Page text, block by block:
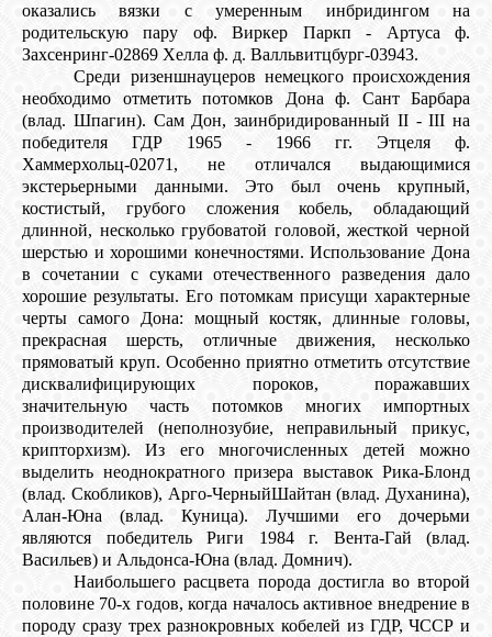
оказались вязки с умеренным инбридингом на
родительскую пару оф. Виркер Паркп - Артуса ф.
Захсенринг-02869 Хелла ф. д. Валльвитцбург-03943.
Среди ризеншнауцеров немецкого происхождения
необходимо отметить потомков Дона ф. Сант Барбара
(влад. Шпагин). Сам Дон, заинбридированный II - III на
победителя ГДР 1965 - 1966 гг. Этцеля ф.
Хаммерхольц-02071, не отличался выдающимися
экстерьерными данными. Это был очень крупный,
костистый, грубого сложения кобель, обладающий
длинной, несколько грубоватой головой, жесткой черной
шерстью и хорошими конечностями. Использование Дона
в сочетании с суками отечественного разведения дало
хорошие результаты. Его потомкам присущи характерные
черты самого Дона: мощный костяк, длинные головы,
прекрасная шерсть, отличные движения, несколько
прямоватый круп. Особенно приятно отметить отсутствие
дисквалифицирующих пороков, поражавших
значительную часть потомков многих импортных
производителей (неполнозубие, неправильный прикус,
крипторхизм). Из его многочисленных детей можно
выделить неоднократного призера выставок Рика-Блонд
(влад. Скобликов), Арго-ЧерныйШайтан (влад. Духанина),
Алан-Юна (влад. Куница). Лучшими его дочерьми
являются победитель Риги 1984 г. Вента-Гай (влад.
Васильев) и Альдонса-Юна (влад. Домнич).
Наибольшего расцвета порода достигла во второй
половине 70-х годов, когда началось активное внедрение в
породу сразу трех разнокровных кобелей из ГДР, ЧССР и